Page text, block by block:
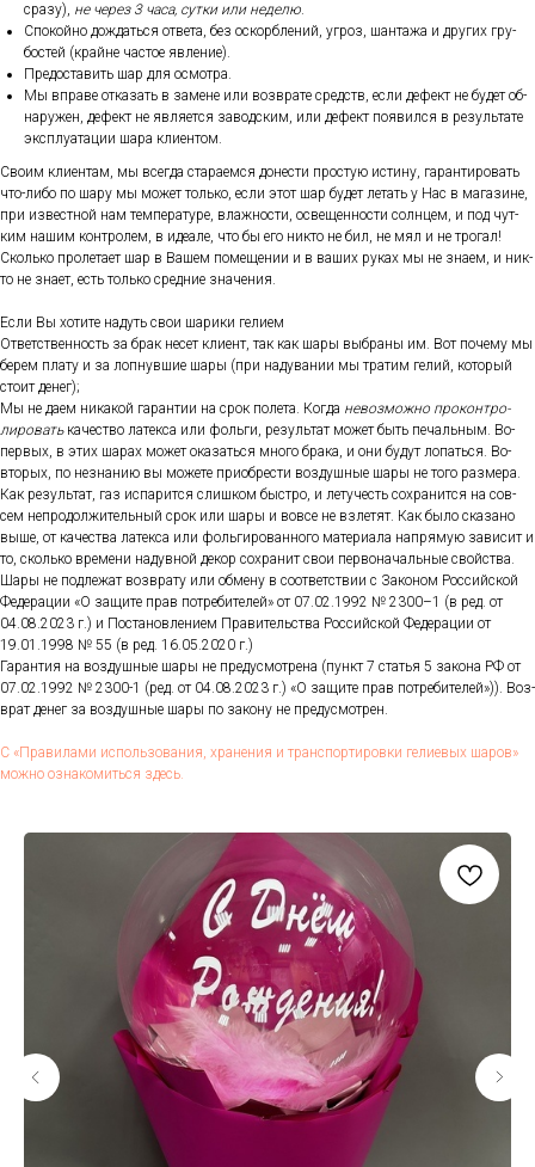
сра­зу), не че­рез 3 ча­са, сут­ки или не­делю.
Спо­кой­но дож­дать­ся от­ве­та, без ос­кор­бле­ний, уг­роз, шан­та­жа и дру­гих гру­
бос­тей (край­не час­тое яв­ле­ние).
Пре­дос­та­вить шар для ос­мотра.
Мы впра­ве от­ка­зать в за­мене или воз­вра­те средств, ес­ли де­фект не бу­дет об­
на­ружен, де­фект не яв­ля­ет­ся за­вод­ским, или де­фект по­явил­ся в ре­зуль­та­те
экс­плу­ата­ции ша­ра кли­ен­том.
Сво­им кли­ен­там, мы всег­да ста­ра­ем­ся до­нес­ти прос­тую ис­ти­ну, га­ран­ти­ровать
что-ли­бо по ша­ру мы мо­жет толь­ко, ес­ли этот шар бу­дет ле­тать у Нас в ма­гази­не,
при из­вес­тной нам тем­пе­рату­ре, влаж­ности, ос­ве­щен­ности сол­нцем, и под чут­
ким на­шим кон­тро­лем, в иде­але, что бы его ник­то не бил, не мял и не тро­гал!
Сколь­ко про­лета­ет шар в Ва­шем по­меще­нии и в ва­ших ру­ках мы не зна­ем, и ник­
то не зна­ет, есть толь­ко сред­ние зна­чения.
Ес­ли Вы хо­тите на­дуть свои ша­рики ге­ли­ем
От­ветс­твен­ность за брак не­сет кли­ент, так как ша­ры выб­ра­ны им. Вот по­чему мы
бе­рем пла­ту и за лоп­нувшие ша­ры (при на­дува­нии мы тра­тим ге­лий, ко­торый
сто­ит де­нег);
Мы не да­ем ни­какой га­ран­тии на срок по­лета. Ког­да не­воз­можно про­кон­тро­
лиро­ватька­чес­тво ла­тек­са или фоль­ги, ре­зуль­тат мо­жет быть пе­чаль­ным. Во-
пер­вых, в этих ша­рах мо­жет ока­зать­ся мно­го бра­ка, и они бу­дут ло­пать­ся. Во-
вто­рых, по нез­на­нию вы мо­жете при­об­рести воз­душные ша­ры не то­го раз­ме­ра.
Как ре­зуль­тат, газ ис­па­рит­ся слиш­ком быс­тро, и ле­тучесть сох­ра­нит­ся на сов­
сем неп­ро­дол­жи­тель­ный срок или ша­ры и вов­се не взле­тят. Как бы­ло ска­зано
вы­ше, от ка­чес­тва ла­тек­са или фоль­ги­рован­но­го ма­тери­ала нап­ря­мую за­висит и
то, сколь­ко вре­мени на­дув­ной де­кор сох­ра­нит свои пер­во­началь­ные свой­ства.
Ша­ры не под­ле­жат воз­вра­ту или об­ме­ну в со­от­ветс­твии с За­коном Рос­сий­ской
Фе­дера­ции «О за­щите прав пот­ре­бите­лей» от 07.02.1992 № 2300–1 (в ред. от
04.08.2023 г.) и Пос­та­нов­ле­ни­ем Пра­витель­ства Рос­сий­ской Фе­дера­ции от
19.01.1998 № 55 (в ред. 16.05.2020 г.)
Га­ран­тия на воз­душные ша­ры не пре­дус­мотре­на (пункт 7 статья 5 за­кона РФ от
07.02.1992 № 2300-1 (ред. от 04.08.2023 г.) «О за­щите прав пот­ре­бите­лей»)). Воз­
врат де­нег за воз­душные ша­ры по за­кону не пре­дус­мотрен.
С «Пра­вила­ми ис­поль­зо­вания, хра­нения и тран­спор­ти­ров­ки ге­ли­евых ша­ров»
мож­но оз­на­комить­ся здесь.